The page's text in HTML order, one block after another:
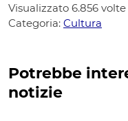
Visualizzato 6.856 volte
Categoria: Cultura
Potrebbe
notizie